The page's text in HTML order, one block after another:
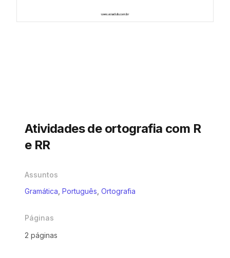
Atividades de ortografia com R
e RR
Assuntos
Gramática Português Ortografia
Páginas
2 páginas